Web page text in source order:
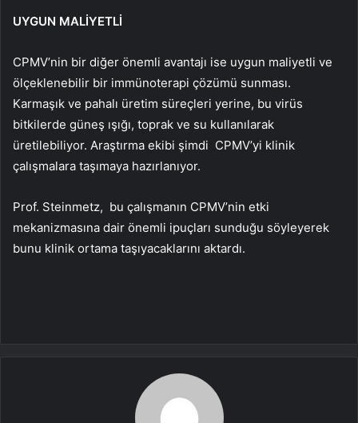
UYGUN MALİYETLİ
CPMV’nin bir diğer önemli avantajı ise uygun maliyetli ve
ölçeklenebilir bir immünoterapi çözümü sunması.
Karmaşık ve pahalı üretim süreçleri yerine, bu virüs
bitkilerde güneş ışığı, toprak ve su kullanılarak
üretilebiliyor. Araştırma ekibi şimdi CPMV’yi klinik
çalışmalara taşımaya hazırlanıyor.
Prof. Steinmetz, bu çalışmanın CPMV’nin etki
mekanizmasına dair önemli ipuçları sunduğu söyleyerek
bunu klinik ortama taşıyacaklarını aktardı.